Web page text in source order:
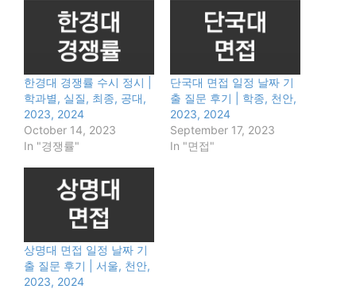
한경대 경쟁률 수시 정시 |
학과별, 실질, 최종, 공대,
2023, 2024
October 14, 2023
In "경쟁률"
단국대 면접 일정 날짜 기
출 질문 후기 | 학종, 천안,
2023, 2024
September 17, 2023
In "면접"
상명대 면접 일정 날짜 기
출 질문 후기 | 서울, 천안,
2023, 2024